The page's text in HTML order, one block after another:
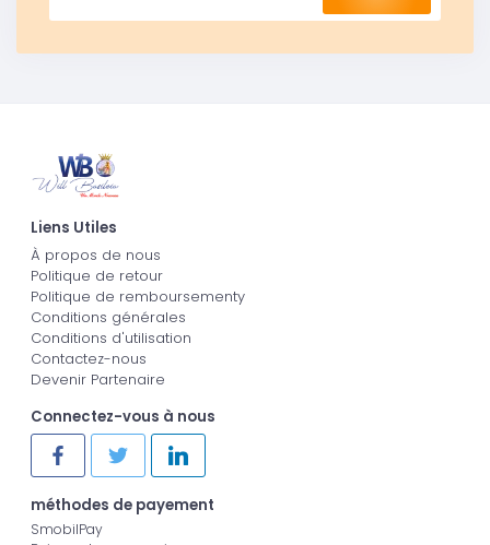
Liens Utiles
À propos de nous
Politique de retour
Politique de remboursementy
Conditions générales
Conditions d'utilisation
Contactez-nous
Devenir Partenaire
Connectez-vous à nous
méthodes de payement
SmobilPay